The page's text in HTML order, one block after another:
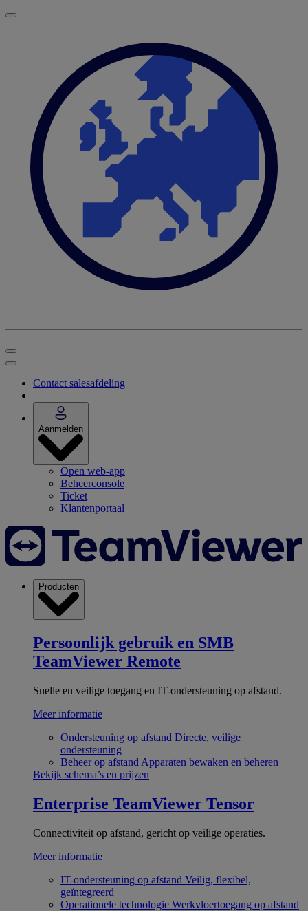
Contact salesafdeling
Aanmelden
Open web-app
Beheerconsole
Ticket
Klantenportaal
Producten
Persoonlijk gebruik en SMB
TeamViewer Remote
Snelle en veilige toegang en IT-ondersteuning op afstand.
Meer informatie
Ondersteuning op afstand Directe, veilige
ondersteuning
Beheer op afstand Apparaten bewaken en beheren
Bekijk schema’s en prijzen
Enterprise TeamViewer Tensor
Connectiviteit op afstand, gericht op veilige operaties.
Meer informatie
IT-ondersteuning op afstand Veilig, flexibel,
geïntegreerd
Operationele technologie Werkvloertoegang op afstand